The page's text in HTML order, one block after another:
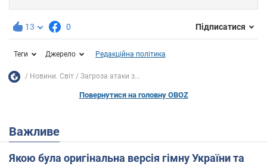
13 0 Підписатися
Теги Джерело Редакційна політика
Новини. Світ Загроза атаки з...
Повернутися на головну OBOZ
Важливе
Якою була оригінальна версія гімну України та